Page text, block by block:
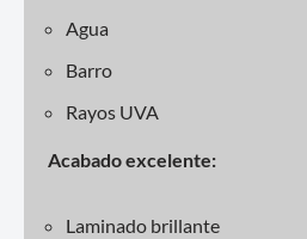
Agua
Barro
Rayos UVA
Acabado excelente:
Laminado brillante